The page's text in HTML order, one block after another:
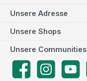
Unsere Adresse
Unsere Communities
FacebookInstagramYouTube
Unsere Shops